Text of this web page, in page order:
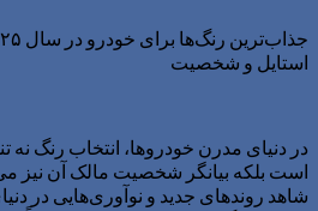
استایل و شخصیت
در دنیای مدرن خودروها، انتخاب رنگ نه
شاهد روندهای جدید و نوآوری‌هایی در